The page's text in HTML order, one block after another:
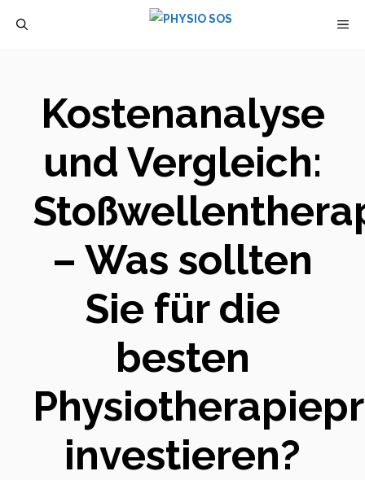
Kostenanalyse
und Vergleich:
– Was sollten
Sie für die
besten
investieren?